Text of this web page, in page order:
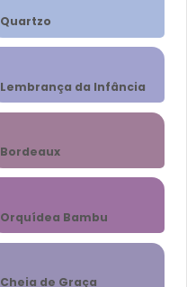
Quartzo
Lembrança da Infância
Bordeaux
Orquídea Bambu
Cheia de Graça